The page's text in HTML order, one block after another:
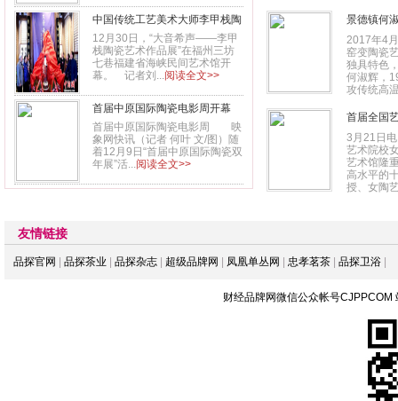
中国传统工艺美术大师李甲栈陶
瓷艺术精品跨新年福州展出
12月30日，“大音希声——李甲
栈陶瓷艺术作品展”在福州三坊
七巷福建省海峡民间艺术馆开
幕。 记者刘...阅读全文>>
首届中原国际陶瓷电影周开幕
将展播20余部国内外作品
首届中原国际陶瓷电影周 映
象网快讯（记者 何叶 文/图）随
着12月9日“首届中原国际陶瓷双
年展”活...阅读全文>>
景德镇何
2017年4
窑变陶瓷
独具特色
何淑辉，
攻传统高
首届全国
3月21日
艺术院校
艺术馆隆
高水平的
授、女陶
友情链接
品探官网 品探茶业 品探杂志 超级品牌网 凤凰单丛网 忠孝茗茶 品探卫浴
财经品牌网微信公众帐号CJPPCOM